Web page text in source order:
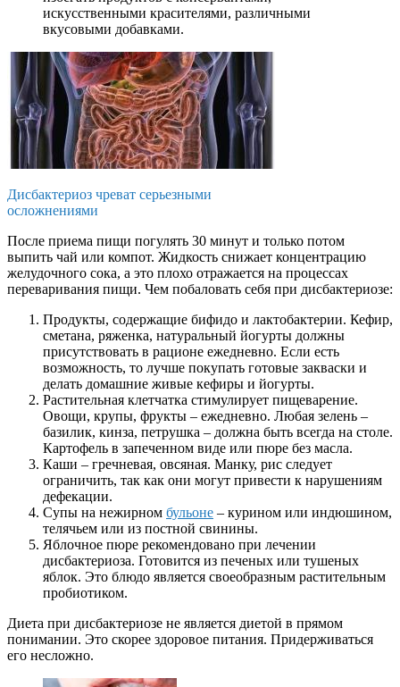
искусственными красителями, различными
вкусовыми добавками.
Дисбактериоз чреват серьезными
осложнениями
После приема пищи погулять 30 минут и только потом
выпить чай или компот. Жидкость снижает концентрацию
желудочного сока, а это плохо отражается на процессах
переваривания пищи. Чем побаловать себя при дисбактериозе:
Продукты, содержащие бифидо и лактобактерии. Кефир,
сметана, ряженка, натуральный йогурты должны
присутствовать в рационе ежедневно. Если есть
возможность, то лучше покупать готовые закваски и
делать домашние живые кефиры и йогурты.
Растительная клетчатка стимулирует пищеварение.
Овощи, крупы, фрукты – ежедневно. Любая зелень –
базилик, кинза, петрушка – должна быть всегда на столе.
Картофель в запеченном виде или пюре без масла.
Каши – гречневая, овсяная. Манку, рис следует
ограничить, так как они могут привести к нарушениям
дефекации.
Супы на нежирном бульоне – курином или индюшином,
телячьем или из постной свинины.
Яблочное пюре рекомендовано при лечении
дисбактериоза. Готовится из печеных или тушеных
яблок. Это блюдо является своеобразным растительным
пробиотиком.
Диета при дисбактериозе не является диетой в прямом
понимании. Это скорее здоровое питания. Придерживаться
его несложно.